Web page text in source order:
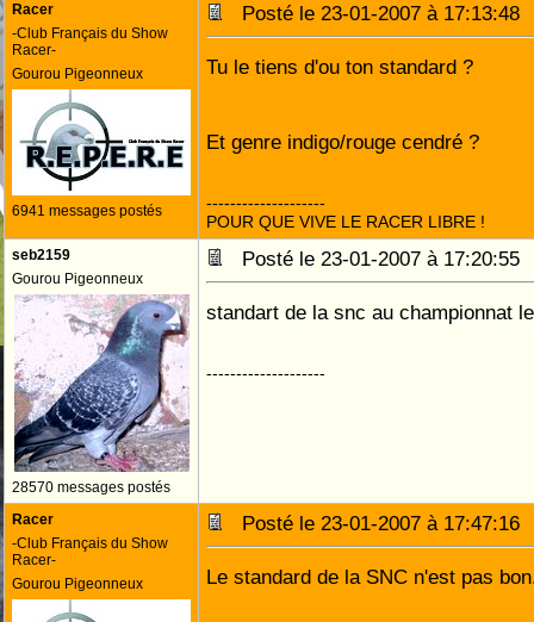
Racer
-Club Français du Show
Racer-
Gourou Pigeonneux
6941 messages postés
Posté le 23-01-2007 à
Tu le tiens d'ou ton standard ?
Et genre indigo/rouge cendré ?
--------------------
POUR QUE VIVE LE RACER LIBRE !
seb2159
Gourou Pigeonneux
28570 messages postés
Posté le 23-01-2007 à
standart de la snc au championnat
--------------------
Racer
-Club Français du Show
Racer-
Gourou Pigeonneux
Posté le 23-01-2007 à
Le standard de la SNC n'est pas